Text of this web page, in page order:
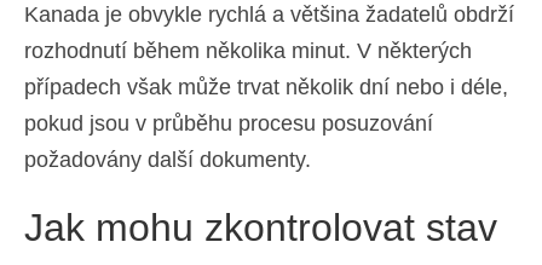
Kanada je obvykle rychlá a většina žadatelů obdrží
rozhodnutí během několika minut. V některých
případech však může trvat několik dní nebo i déle,
pokud jsou v průběhu procesu posuzování
požadovány další dokumenty.
Jak mohu zkontrolovat stav